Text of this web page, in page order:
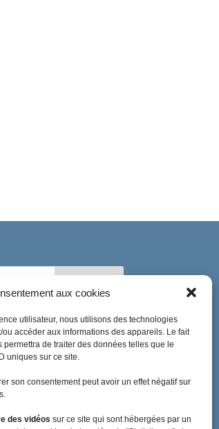
aux cookies
utilisateur, nous utilisons des technologies
accéder aux informations des appareils. Le fait
de traiter des données telles que le
uniques sur ce site.
son consentement peut avoir un effet négatif sur
des vidéos sur ce site qui sont hébergées par un
CSG DGC